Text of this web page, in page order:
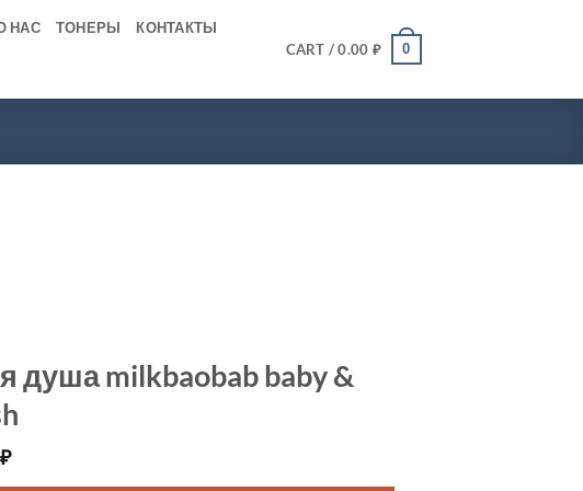
НАС ТОНЕРЫ КОНТАКТЫ
CART /0.00 ₽ 0
душа milkbaobab baby &
₽